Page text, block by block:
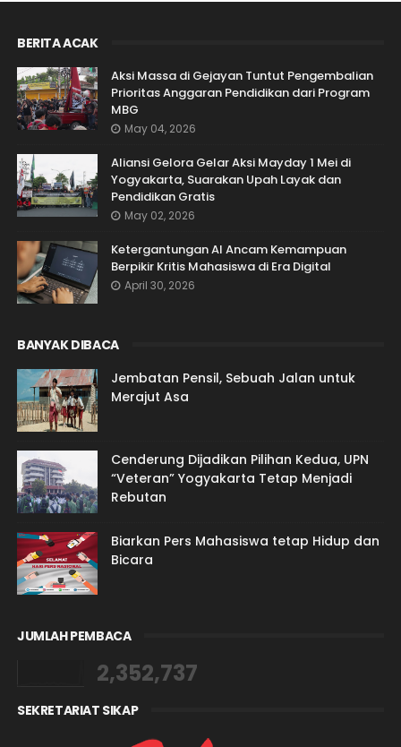
BERITA ACAK
Aksi Massa di Gejayan Tuntut Pengembalian
Prioritas Anggaran Pendidikan dari Program
MBG
May 04, 2026
Aliansi Gelora Gelar Aksi Mayday 1 Mei di
Yogyakarta, Suarakan Upah Layak dan
Pendidikan Gratis
May 02, 2026
Ketergantungan AI Ancam Kemampuan
Berpikir Kritis Mahasiswa di Era Digital
April 30, 2026
BANYAK DIBACA
Jembatan Pensil, Sebuah Jalan untuk
Merajut Asa
Cenderung Dijadikan Pilihan Kedua, UPN
“Veteran” Yogyakarta Tetap Menjadi
Rebutan
Biarkan Pers Mahasiswa tetap Hidup dan
Bicara
JUMLAH PEMBACA
2,352,737
SEKRETARIAT SIKAP